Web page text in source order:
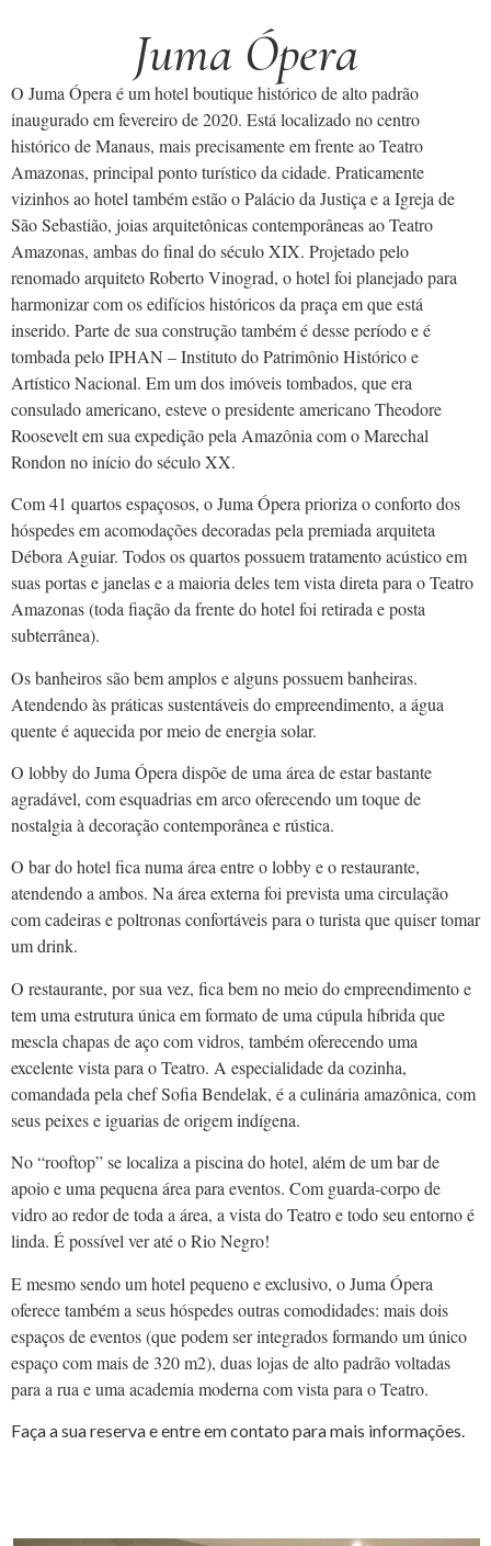
Juma Ópera
O Juma Ópera é um hotel boutique histórico de alto padrão
inaugurado em fevereiro de 2020. Está localizado no centro
histórico de Manaus, mais precisamente em frente ao Teatro
Amazonas, principal ponto turístico da cidade. Praticamente
vizinhos ao hotel também estão o Palácio da Justiça e a Igreja de
São Sebastião, joias arquitetônicas contemporâneas ao Teatro
Amazonas, ambas do final do século XIX. Projetado pelo
renomado arquiteto Roberto Vinograd, o hotel foi planejado para
harmonizar com os edifícios históricos da praça em que está
inserido. Parte de sua construção também é desse período e é
tombada pelo IPHAN – Instituto do Patrimônio Histórico e
Artístico Nacional. Em um dos imóveis tombados, que era
consulado americano, esteve o presidente americano Theodore
Roosevelt em sua expedição pela Amazônia com o Marechal
Rondon no início do século XX.
Com 41 quartos espaçosos, o Juma Ópera prioriza o conforto dos
hóspedes em acomodações decoradas pela premiada arquiteta
Débora Aguiar. Todos os quartos possuem tratamento acústico em
suas portas e janelas e a maioria deles tem vista direta para o Teatro
Amazonas (toda fiação da frente do hotel foi retirada e posta
subterrânea).
Os banheiros são bem amplos e alguns possuem banheiras.
Atendendo às práticas sustentáveis do empreendimento, a água
quente é aquecida por meio de energia solar.
O lobby do Juma Ópera dispõe de uma área de estar bastante
agradável, com esquadrias em arco oferecendo um toque de
nostalgia à decoração contemporânea e rústica.
O bar do hotel fica numa área entre o lobby e o restaurante,
atendendo a ambos. Na área externa foi prevista uma circulação
com cadeiras e poltronas confortáveis para o turista que quiser tomar
um drink.
O restaurante, por sua vez, fica bem no meio do empreendimento e
tem uma estrutura única em formato de uma cúpula híbrida que
mescla chapas de aço com vidros, também oferecendo uma
excelente vista para o Teatro. A especialidade da cozinha,
comandada pela chef Sofia Bendelak, é a culinária amazônica, com
seus peixes e iguarias de origem indígena.
No “rooftop” se localiza a piscina do hotel, além de um bar de
apoio e uma pequena área para eventos. Com guarda-corpo de
vidro ao redor de toda a área, a vista do Teatro e todo seu entorno é
linda. É possível ver até o Rio Negro!
E mesmo sendo um hotel pequeno e exclusivo, o Juma Ópera
oferece também a seus hóspedes outras comodidades: mais dois
espaços de eventos (que podem ser integrados formando um único
espaço com mais de 320 m2), duas lojas de alto padrão voltadas
para a rua e uma academia moderna com vista para o Teatro.
Faça a sua reserva e entre em contato para mais informações.